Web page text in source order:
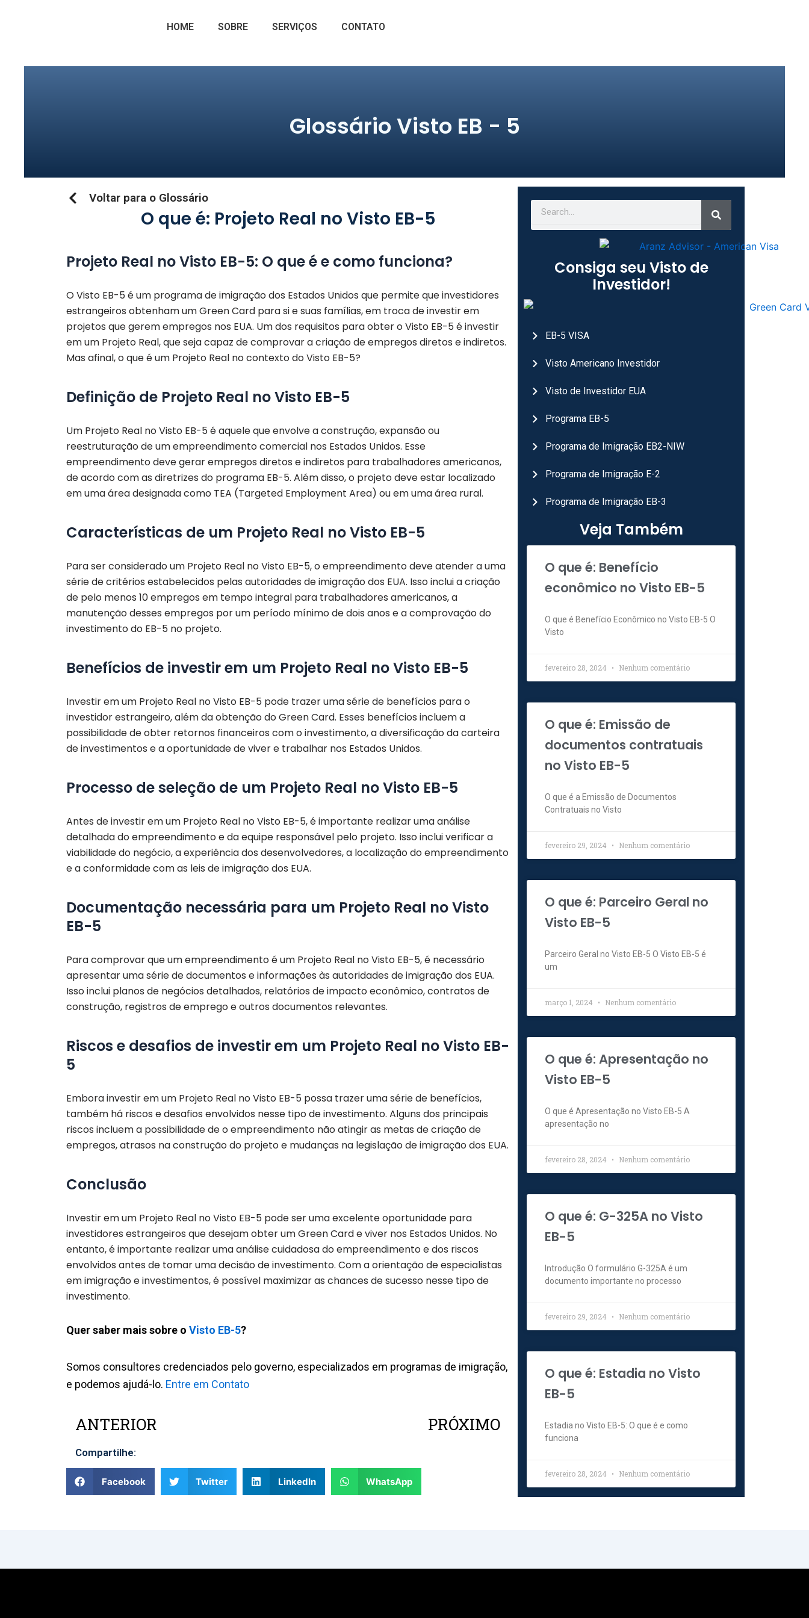
HOME SOBRE SERVIÇOS CONTATO
Glossário Visto EB - 5
Voltar para o Glossário
O que é: Projeto Real no Visto EB-5
Projeto Real no Visto EB-5: O que é e como funciona?
O Visto EB-5 é um programa de imigração dos Estados Unidos que permite que investidores
estrangeiros obtenham um Green Card para si e suas famílias, em troca de investir em
projetos que gerem empregos nos EUA. Um dos requisitos para obter o Visto EB-5 é investir
em um Projeto Real, que seja capaz de comprovar a criação de empregos diretos e indiretos.
Mas afinal, o que é um Projeto Real no contexto do Visto EB-5?
Definição de Projeto Real no Visto EB-5
Um Projeto Real no Visto EB-5 é aquele que envolve a construção, expansão ou
reestruturação de um empreendimento comercial nos Estados Unidos. Esse
empreendimento deve gerar empregos diretos e indiretos para trabalhadores americanos,
de acordo com as diretrizes do programa EB-5. Além disso, o projeto deve estar localizado
em uma área designada como TEA (Targeted Employment Area) ou em uma área rural.
Características de um Projeto Real no Visto EB-5
Para ser considerado um Projeto Real no Visto EB-5, o empreendimento deve atender a uma
série de critérios estabelecidos pelas autoridades de imigração dos EUA. Isso inclui a criação
de pelo menos 10 empregos em tempo integral para trabalhadores americanos, a
manutenção desses empregos por um período mínimo de dois anos e a comprovação do
investimento do EB-5 no projeto.
Benefícios de investir em um Projeto Real no Visto EB-5
Investir em um Projeto Real no Visto EB-5 pode trazer uma série de benefícios para o
investidor estrangeiro, além da obtenção do Green Card. Esses benefícios incluem a
possibilidade de obter retornos financeiros com o investimento, a diversificação da carteira
de investimentos e a oportunidade de viver e trabalhar nos Estados Unidos.
Processo de seleção de um Projeto Real no Visto EB-5
Antes de investir em um Projeto Real no Visto EB-5, é importante realizar uma análise
detalhada do empreendimento e da equipe responsável pelo projeto. Isso inclui verificar a
viabilidade do negócio, a experiência dos desenvolvedores, a localização do empreendimento
e a conformidade com as leis de imigração dos EUA.
Documentação necessária para um Projeto Real no Visto
EB-5
Para comprovar que um empreendimento é um Projeto Real no Visto EB-5, é necessário
apresentar uma série de documentos e informações às autoridades de imigração dos EUA.
Isso inclui planos de negócios detalhados, relatórios de impacto econômico, contratos de
construção, registros de emprego e outros documentos relevantes.
Riscos e desafios de investir em um Projeto Real no Visto EB-
5
Embora investir em um Projeto Real no Visto EB-5 possa trazer uma série de benefícios,
também há riscos e desafios envolvidos nesse tipo de investimento. Alguns dos principais
riscos incluem a possibilidade de o empreendimento não atingir as metas de criação de
empregos, atrasos na construção do projeto e mudanças na legislação de imigração dos EUA.
Conclusão
Investir em um Projeto Real no Visto EB-5 pode ser uma excelente oportunidade para
investidores estrangeiros que desejam obter um Green Card e viver nos Estados Unidos. No
entanto, é importante realizar uma análise cuidadosa do empreendimento e dos riscos
envolvidos antes de tomar uma decisão de investimento. Com a orientação de especialistas
em imigração e investimentos, é possível maximizar as chances de sucesso nesse tipo de
investimento.
Quer saber mais sobre o Visto EB-5?
Somos consultores credenciados pelo governo, especializados em programas de imigração,
e podemos ajudá-lo. Entre em Contato
Prev
ANTERIOR PRÓXIMO Next
Compartilhe:
Facebook Twitter LinkedIn WhatsApp
Search
Consiga seu Visto de
Investidor!
EB-5 VISA
Visto Americano Investidor
Visto de Investidor EUA
Programa EB-5
Programa de Imigração EB2-NIW
Programa de Imigração E-2
Programa de Imigração EB-3
Veja Também
O que é: Benefício
econômico no Visto EB-5
O que é Benefício Econômico no Visto EB-5 O
Visto
fevereiro 28, 2024 Nenhum comentário
O que é: Emissão de
documentos contratuais
no Visto EB-5
O que é a Emissão de Documentos
Contratuais no Visto
fevereiro 29, 2024 Nenhum comentário
O que é: Parceiro Geral no
Visto EB-5
Parceiro Geral no Visto EB-5 O Visto EB-5 é
um
março 1, 2024 Nenhum comentário
O que é: Apresentação no
Visto EB-5
O que é Apresentação no Visto EB-5 A
apresentação no
fevereiro 28, 2024 Nenhum comentário
O que é: G-325A no Visto
EB-5
Introdução O formulário G-325A é um
documento importante no processo
fevereiro 29, 2024 Nenhum comentário
O que é: Estadia no Visto
EB-5
Estadia no Visto EB-5: O que é e como
funciona
fevereiro 28, 2024 Nenhum comentário